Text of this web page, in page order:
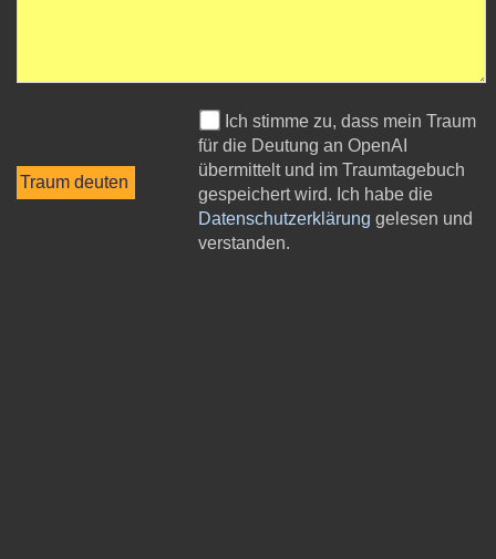
Ich stimme zu, dass mein Traum
für die Deutung an OpenAI
übermittelt und im Traumtagebuch
gespeichert wird. Ich habe die
Datenschutzerklärung gelesen und
verstanden.